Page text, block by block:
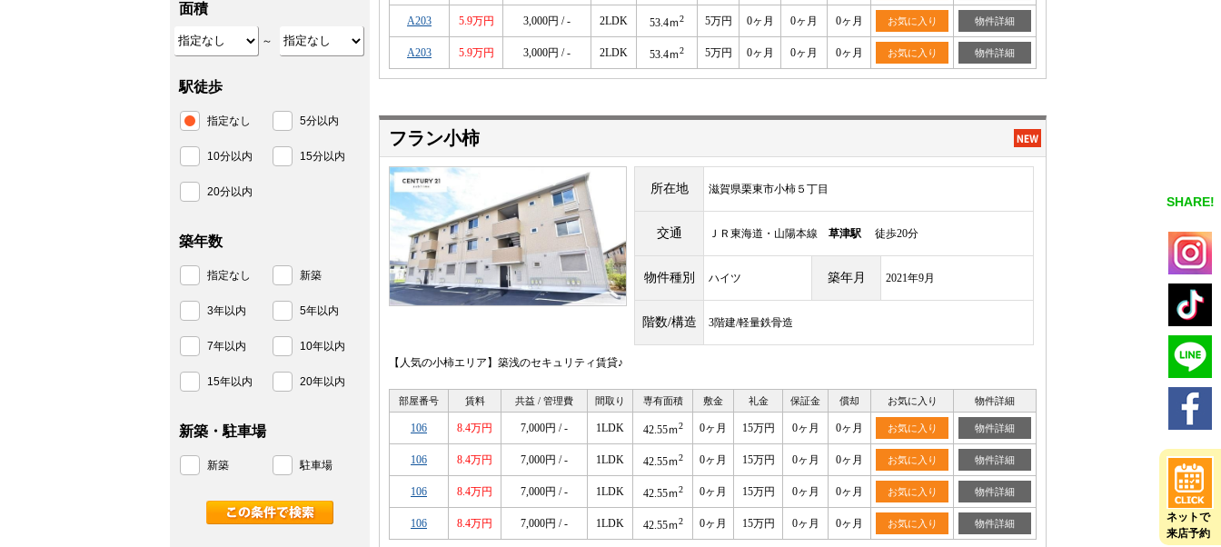
SHARE!
ネットで
来店予約
A203 5.9万円 3,000円 / - 2LDK 53.4ｍ2 5万円 0ヶ月 0ヶ月 0ヶ月 お気に入り 物件詳細
A203 5.9万円 3,000円 / - 2LDK 53.4ｍ2 5万円 0ヶ月 0ヶ月 0ヶ月 お気に入り 物件詳細
フラン小柿
所在地 滋賀県栗東市小柿５丁目
交通 ＪＲ東海道・山陽本線 草津駅 徒歩20分
物件種別 ハイツ 築年月 2021年9月
階数/構造 3階建/軽量鉄骨造
【人気の小柿エリア】築浅のセキュリティ賃貸♪
部屋番号 賃料 共益 / 管理費 間取り 専有面積 敷金 礼金 保証金 償却 お気に入り 物件詳細
106 8.4万円 7,000円 / - 1LDK 42.55ｍ2 0ヶ月 15万円 0ヶ月 0ヶ月 お気に入り 物件詳細
106 8.4万円 7,000円 / - 1LDK 42.55ｍ2 0ヶ月 15万円 0ヶ月 0ヶ月 お気に入り 物件詳細
106 8.4万円 7,000円 / - 1LDK 42.55ｍ2 0ヶ月 15万円 0ヶ月 0ヶ月 お気に入り 物件詳細
106 8.4万円 7,000円 / - 1LDK 42.55ｍ2 0ヶ月 15万円 0ヶ月 0ヶ月 お気に入り 物件詳細
面積
～
駅徒歩
指定なし 5分以内
10分以内 15分以内
20分以内
築年数
指定なし 新築
3年以内 5年以内
7年以内 10年以内
15年以内 20年以内
新築・駐車場
新築 駐車場